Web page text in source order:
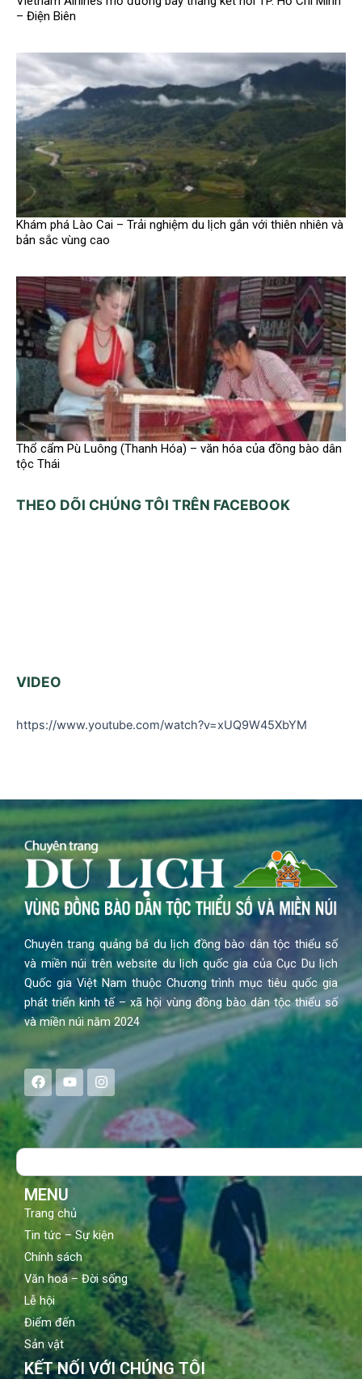
– Điện Biên
Khám phá Lào Cai – Trải nghiệm du lịch gắn với thiên nhiên và
bản sắc vùng cao
Thổ cẩm Pù Luông (Thanh Hóa) – văn hóa của đồng bào dân
tộc Thái
THEO DÕI CHÚNG TÔI TRÊN FACEBOOK
VIDEO
https://www.youtube.com/watch?v=xUQ9W45XbYM
Chuyên trang quảng bá du lịch đồng bào dân tộc thiểu số
và miền núi trên website du lịch quốc gia của Cục Du lịch
Quốc gia Việt Nam thuộc Chương trình mục tiêu quốc gia
phát triển kinh tế – xã hội vùng đồng bào dân tộc thiểu số
và miền núi năm 2024
F
a
c
e
b
o
Y
o
u
t
u
b
I
n
s
a
g
Search
MENU
Trang chủ
Tin tức – Sự kiện
Chính sách
Văn hoá – Đời sống
Lễ hội
Điểm đến
Sản vật
KẾT NỐI VỚI CHÚNG TÔI